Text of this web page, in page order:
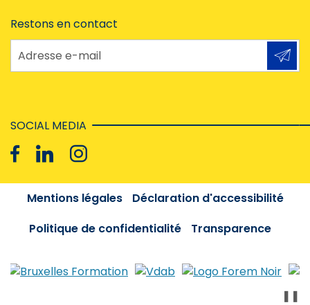
Restons en contact
Adresse e-mail
SOCIAL MEDIA
Mentions légales
Déclaration d'accessibilité
Politique de confidentialité
Transparence
❚❚